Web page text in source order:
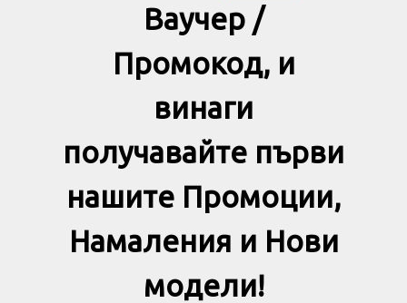
Ваучер /
Промокод, и
винаги
получавайте първи
нашите Промоции,
Намаления и Нови
модели!